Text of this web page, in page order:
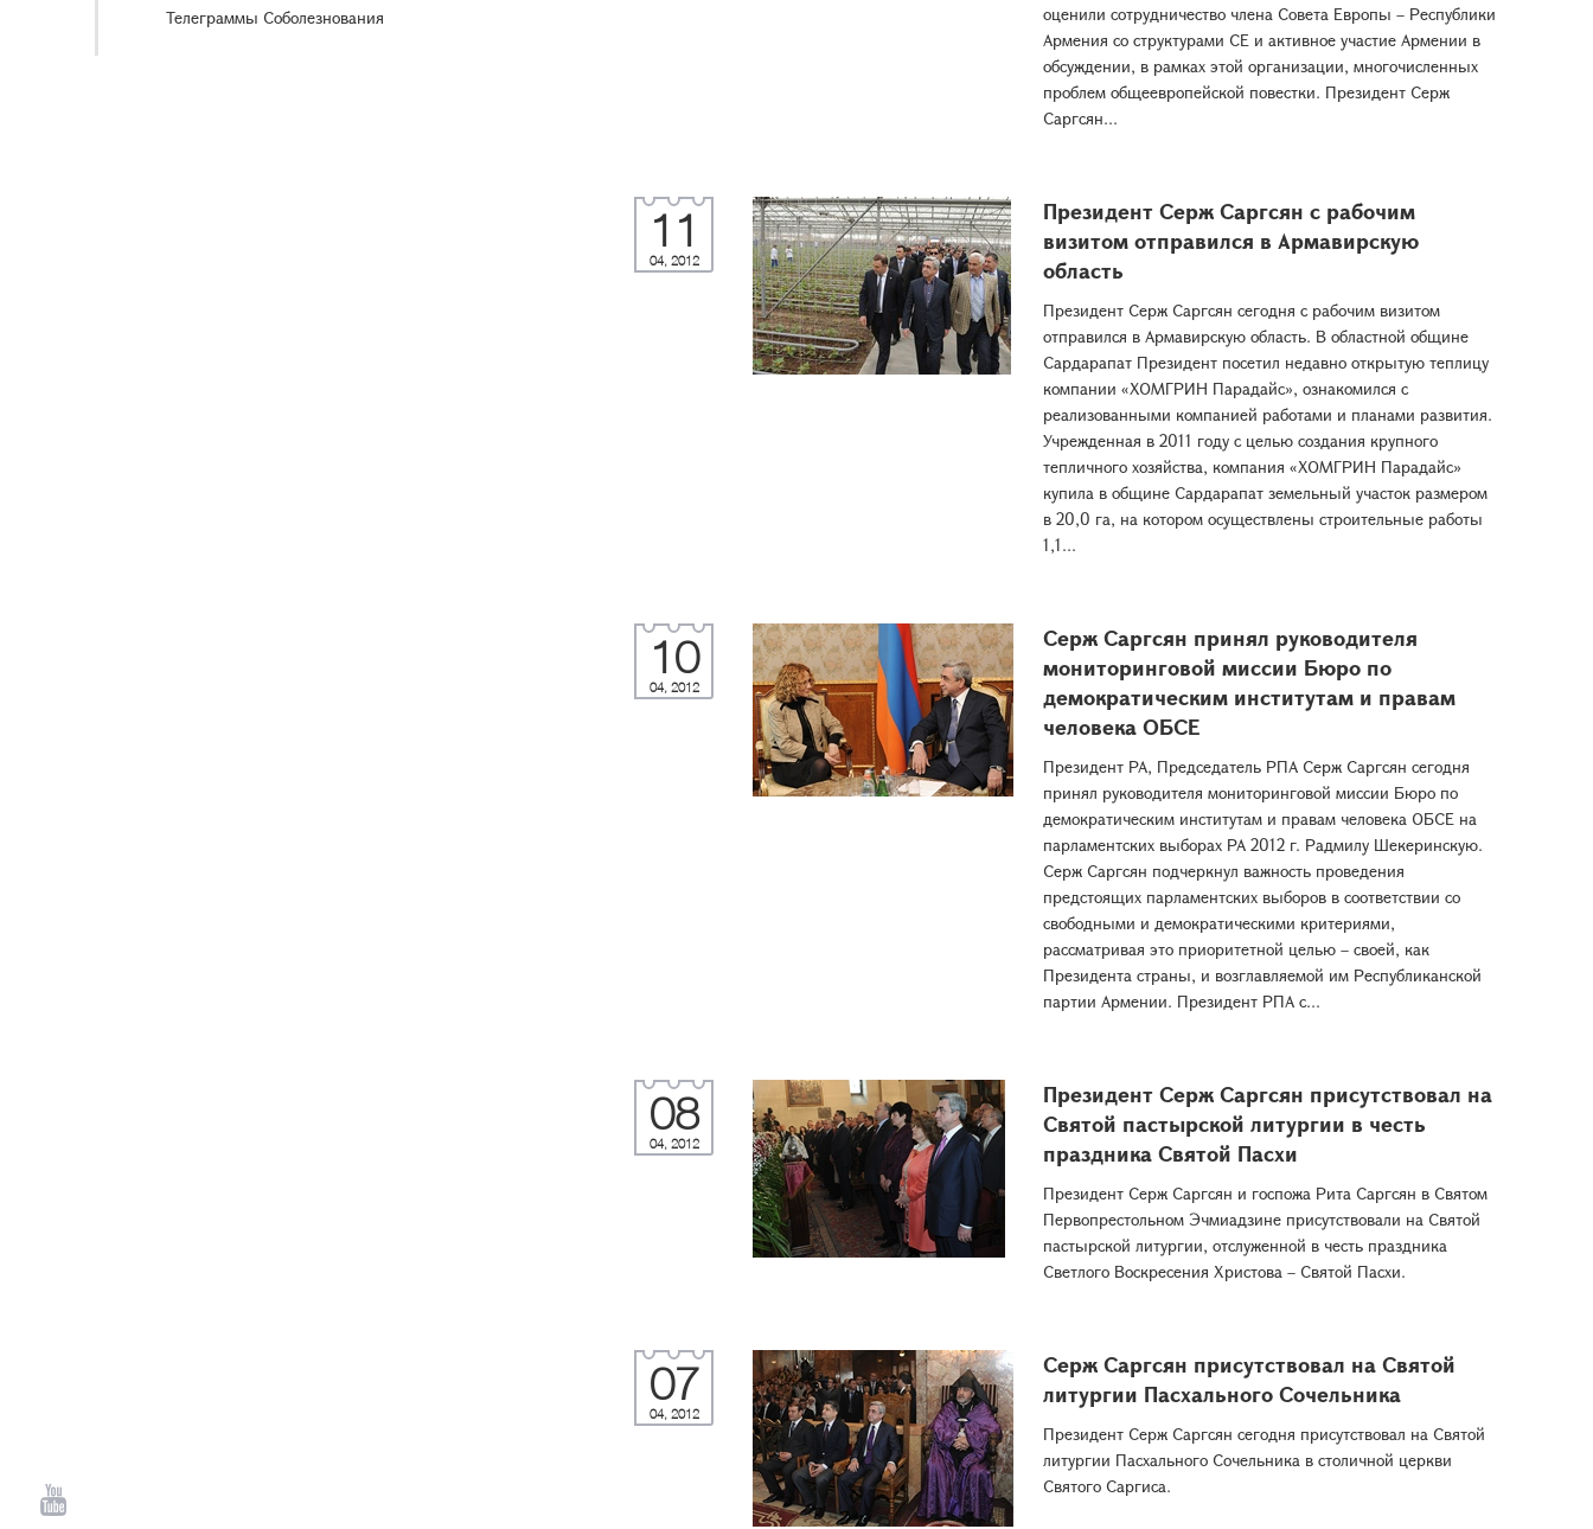
Телеграммы Соболезнования
оценили сотрудничество члена Совета Европы – Республики
Армения со структурами СЕ и активное участие Армении в
обсуждении, в рамках этой организации, многочисленных
проблем общеевропейской повестки. Президент Серж
Саргсян...
11
04, 2012
Президент Серж Саргсян с рабочим
визитом отправился в Армавирскую
область
Президент Серж Саргсян сегодня с рабочим визитом
отправился в Армавирскую область. В областной общине
Сардарапат Президент посетил недавно открытую теплицу
компании «ХОМГРИН Парадайс», ознакомился с
реализованными компанией работами и планами развития.
Учрежденная в 2011 году с целью создания крупного
тепличного хозяйства, компания «ХОМГРИН Парадайс»
купила в общине Сардарапат земельный участок размером
в 20,0 га, на котором осуществлены строительные работы
1,1...
10
04, 2012
Серж Саргсян принял руководителя
мониторинговой миссии Бюро по
демократическим институтам и правам
человека ОБСЕ
Президент РА, Председатель РПА Серж Саргсян сегодня
принял руководителя мониторинговой миссии Бюро по
демократическим институтам и правам человека ОБСЕ на
парламентских выборах РА 2012 г. Радмилу Шекеринскую.
Серж Саргсян подчеркнул важность проведения
предстоящих парламентских выборов в соответствии со
свободными и демократическими критериями,
рассматривая это приоритетной целью – своей, как
Президента страны, и возглавляемой им Республиканской
партии Армении. Президент РПА с...
08
04, 2012
Президент Серж Саргсян присутствовал на
Святой пастырской литургии в честь
праздника Святой Пасхи
Президент Серж Саргсян и госпожа Рита Саргсян в Святом
Первопрестольном Эчмиадзине присутствовали на Святой
пастырской литургии, отслуженной в честь праздника
Светлого Воскресения Христова – Святой Пасхи.
07
04, 2012
Серж Саргсян присутствовал на Святой
литургии Пасхального Сочельника
Президент Серж Саргсян сегодня присутствовал на Святой
литургии Пасхального Сочельника в столичной церкви
Святого Саргиса.